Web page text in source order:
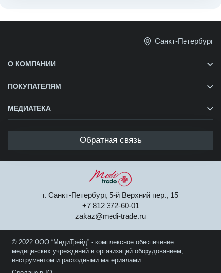
Санкт-Петербург
О КОМПАНИИ
ПОКУПАТЕЛЯМ
МЕДИАТЕКА
Обратная связь
г. Санкт-Петербург, 5-й Верхний пер., 15
+7 812 372-60-01
zakaz@medi-trade.ru
© 2022 ООО “МедиТрейд” - комплексное обеспечение
медицинских учреждений и организаций оборудованием,
инструментом и расходными материалами